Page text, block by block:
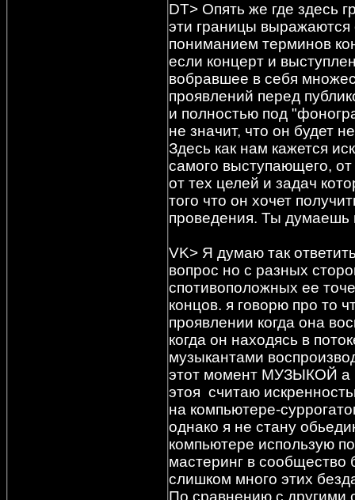
DT> Опять же где здесь
эти границы
пониманием терминов
если концерт и
вобравшее в себя
проявлений перед
и полностью под
не значит, что он будет
Здесь как нам кажется
самого выступающего, от
от тех целей и задач
того что он хочет
проведения. Ты думаешь
VK> Я думаю так
вопрос но с разных
спотивоположных ее
концов. я говорю про то
проявлении когда она
когда он находясь в
музыкантами
этот момент МУЗЫКОЙ а
этоя считаю
на компьютере-
однако я не стану
компьютере использую
мастеринг в сообщество
слишком много этих
По сравнению с другими